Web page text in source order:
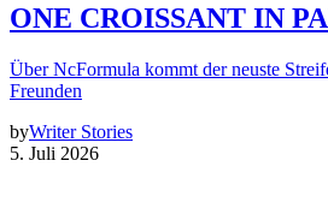
ONE CROISSANT IN
Über NcFormula kommt der neuste
Freunden
byWriter Stories
5. Juli 2026